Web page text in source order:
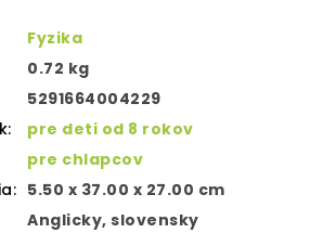
Fyzika
0.72 kg
5291664004229
:
pre deti od 8 rokov
pre chlapcov
: 5.50 x 37.00 x 27.00 cm
Anglicky, slovensky